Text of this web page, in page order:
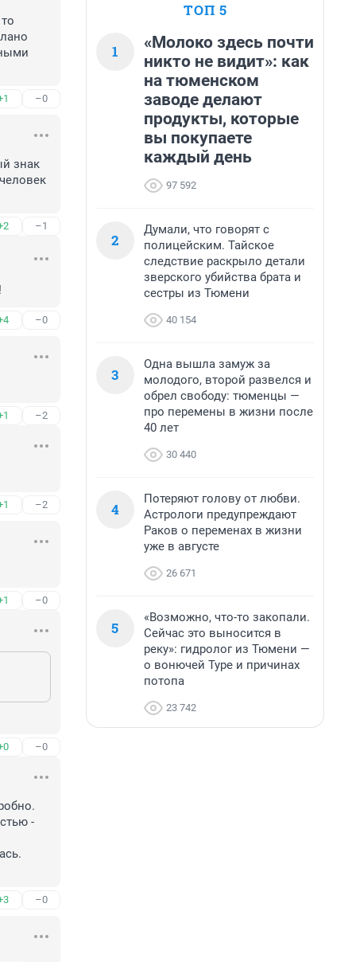
–0
знак
–1
–0
–2
–2
–0
–0
-
–0
ТОП 5
1
«Молоко здесь почти
никто не видит»: как
на тюменском
заводе делают
продукты, которые
вы покупаете
каждый день
97 592
2
Думали, что говорят с
полицейским. Тайское
следствие раскрыло детали
зверского убийства брата и
сестры из Тюмени
40 154
3
Одна вышла замуж за
молодого, второй развелся и
обрел свободу: тюменцы —
про перемены в жизни после
40 лет
30 440
4
Потеряют голову от любви.
Астрологи предупреждают
Раков о переменах в жизни
уже в августе
26 671
5
«Возможно, что-то закопали.
Сейчас это выносится в
реку»: гидролог из Тюмени —
о вонючей Туре и причинах
потопа
23 742